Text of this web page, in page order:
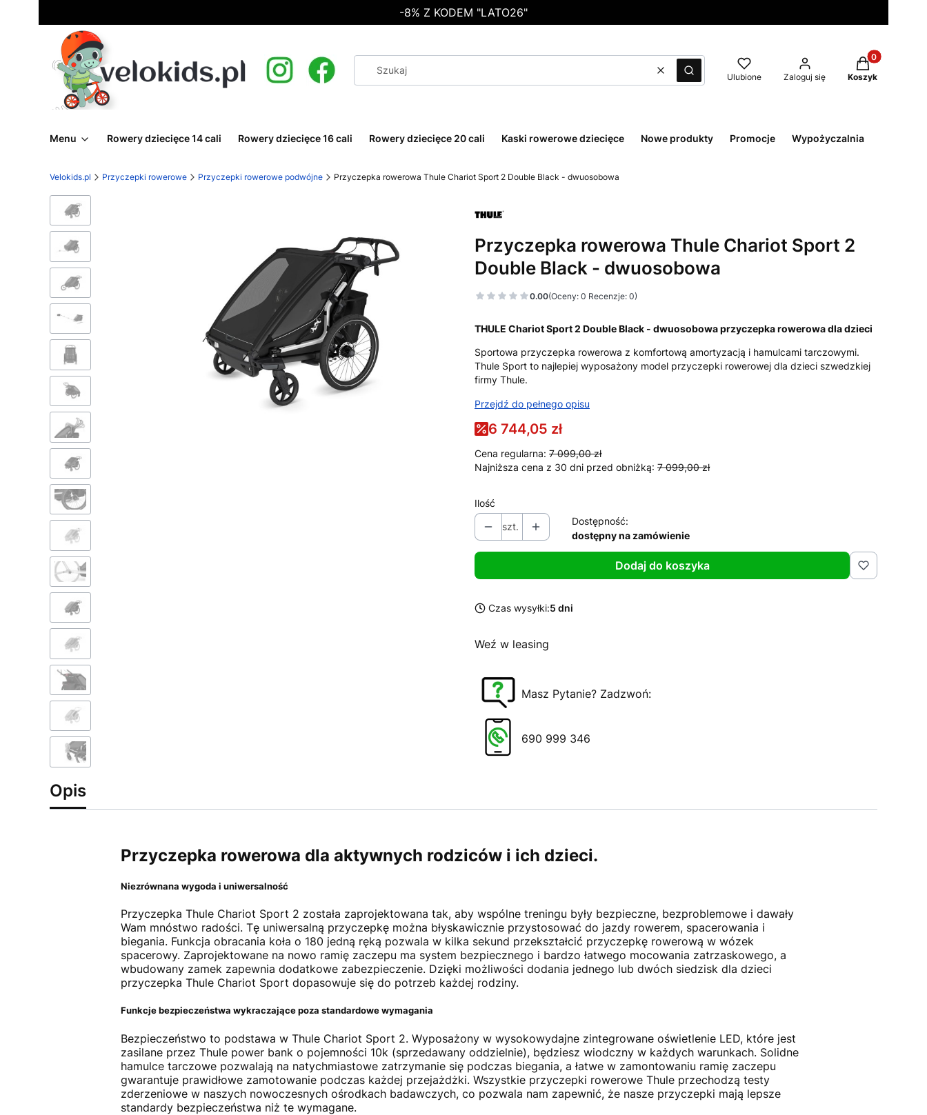
-8% Z KODEM "LATO26"
WyczyśćSzukaj Ulubione Zaloguj się
Produkty w
Koszyk
Menu Rowery dziecięce 14 cali Rowery dziecięce 16 cali Rowery dziecięce 20 cali Kaski rowerowe dziecięce Nowe produkty Promocje Wypożyczalnia
Velokids.pl Przyczepki rowerowe Przyczepki rowerowe podwójne Przyczepka rowerowa Thule Chariot Sport 2 Double Black - dwuosobowa
Przyczepka rowerowa Thule Chariot Sport 2
Double Black - dwuosobowa
0.00(Oceny: 0 Recenzje: 0)
THULE Chariot Sport 2 Double Black - dwuosobowa przyczepka rowerowa dla dzieci
Sportowa przyczepka rowerowa z komfortową amortyzacją i hamulcami tarczowymi.
Thule Sport to najlepiej wyposażony model przyczepki rowerowej dla dzieci szwedzkiej
firmy Thule.
Przejdź do pełnego opisu
6 744,05 zł
Cena regularna: 7 099,00 zł
Najniższa cena z 30 dni przed obniżką: 7 099,00 zł
Ilość
szt.
Dostępność:
dostępny na zamówienie
Dodaj do koszyka
Czas wysyłki:5 dni
Weź w leasing
Masz Pytanie? Zadzwoń:
690 999 346
Opis
Przyczepka rowerowa dla aktywnych rodziców i ich dzieci.
Niezrównana wygoda i uniwersalność
Przyczepka Thule Chariot Sport 2 została zaprojektowana tak, aby wspólne treningu były bezpieczne, bezproblemowe i dawały
Wam mnóstwo radości. Tę uniwersalną przyczepkę można błyskawicznie przystosować do jazdy rowerem, spacerowania i
biegania. Funkcja obracania koła o 180 jedną ręką pozwala w kilka sekund przekształcić przyczepkę rowerową w wózek
spacerowy. Zaprojektowane na nowo ramię zaczepu ma system bezpiecznego i bardzo łatwego mocowania zatrzaskowego, a
wbudowany zamek zapewnia dodatkowe zabezpieczenie. Dzięki możliwości dodania jednego lub dwóch siedzisk dla dzieci
przyczepka Thule Chariot Sport dopasowuje się do potrzeb każdej rodziny.
Funkcje bezpieczeństwa wykraczające poza standardowe wymagania
Bezpieczeństwo to podstawa w Thule Chariot Sport 2. Wyposażony w wysokowydajne zintegrowane oświetlenie LED, które jest
zasilane przez Thule power bank o pojemności 10k (sprzedawany oddzielnie), będziesz wiodczny w każdych warunkach. Solidne
hamulce tarczowe pozwalają na natychmiastowe zatrzymanie się podczas biegania, a łatwe w zamontowaniu ramię zaczepu
gwarantuje prawidłowe zamotowanie podczas każdej przejażdżki. Wszystkie przyczepki rowerowe Thule przechodzą testy
zderzeniowe w naszych nowoczesnych ośrodkach badawczych, co pozwala nam zapewnić, że nasze przyczepki mają lepsze
standardy bezpieczeństwa niż te wymagane.